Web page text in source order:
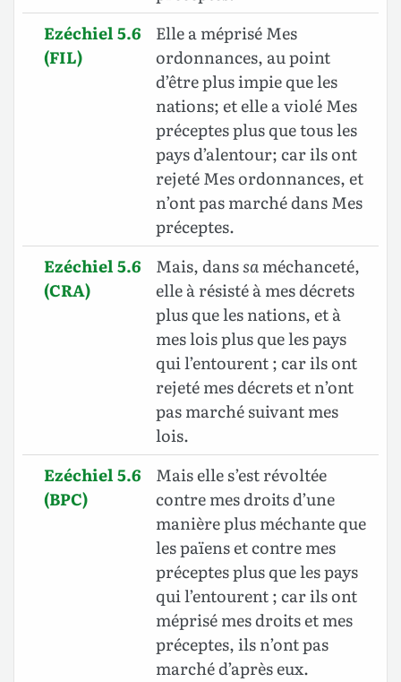
Ezéchiel 5.6
(FIL)
Elle a méprisé Mes
ordonnances, au point
d’être plus impie que les
nations; et elle a violé Mes
préceptes plus que tous les
pays d’alentour; car ils ont
rejeté Mes ordonnances, et
n’ont pas marché dans Mes
préceptes.
Ezéchiel 5.6
(CRA)
Mais, danssaméchanceté,
elle à résisté à mes décrets
plus que les nations, et à
mes lois plus que les pays
qui l’entourent ; car ils ont
rejeté mes décrets et n’ont
pas marché suivant mes
lois.
Ezéchiel 5.6
(BPC)
Mais elle s’est révoltée
contre mes droits d’une
manière plus méchante que
les païens et contre mes
préceptes plus que les pays
qui l’entourent ; car ils ont
méprisé mes droits et mes
préceptes, ils n’ont pas
marché d’après eux.